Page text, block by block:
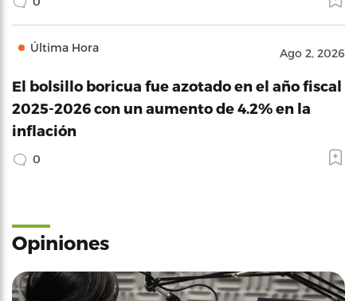
Última Hora Ago 2, 2026
El bolsillo boricua fue azotado en el año fiscal
2025-2026 con un aumento de 4.2% en la
inflación
0
Opiniones